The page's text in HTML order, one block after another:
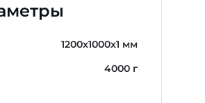
1200x1000x1 мм
4000 г